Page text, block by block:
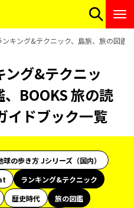
キング&テクニック、島旅、旅の図鑑
グ&テクニッ
BOOKS 旅の読
イドブック一覧
球の歩き方 Jシリーズ（国内）
ランキング&テクニック
歴史時代
旅の図鑑